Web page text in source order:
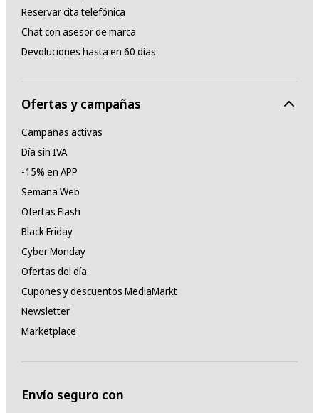
Reservar cita telefónica
Chat con asesor de marca
Devoluciones hasta en 60 días
Ofertas y campañas
Campañas activas
Día sin IVA
-15% en APP
Semana Web
Ofertas Flash
Black Friday
Cyber Monday
Ofertas del día
Cupones y descuentos MediaMarkt
Newsletter
Marketplace
Envío seguro con